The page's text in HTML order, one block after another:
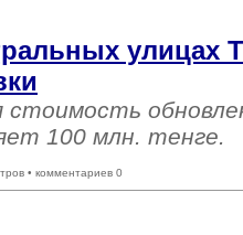
улицах
100 млн. тенге.
• комментариев 0